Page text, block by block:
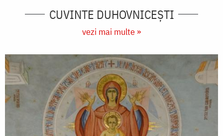
CUVINTE DUHOVNICEȘTI
vezi mai multe »